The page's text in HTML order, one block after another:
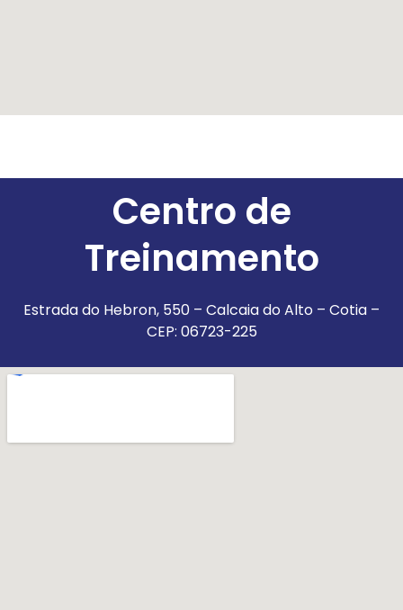
Centro de
Treinamento
Estrada do Hebron, 550 – Calcaia do Alto – Cotia –
CEP: 06723-225